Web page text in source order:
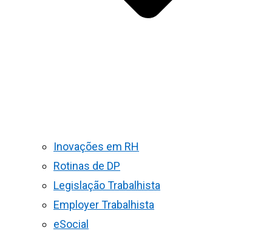
Inovações em RH
Rotinas de DP
Legislação Trabalhista
Employer Trabalhista
eSocial